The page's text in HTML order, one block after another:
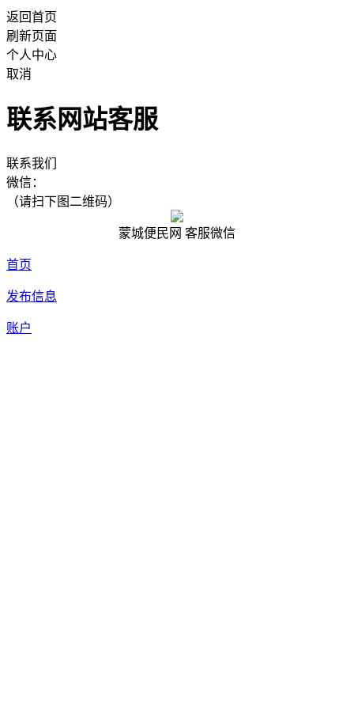
返回首页
刷新页面
个人中心
取消
联系网站客服
联系我们
微信：
（请扫下图二维码）
蒙城便民网 客服微信
首页
发布信息
账户